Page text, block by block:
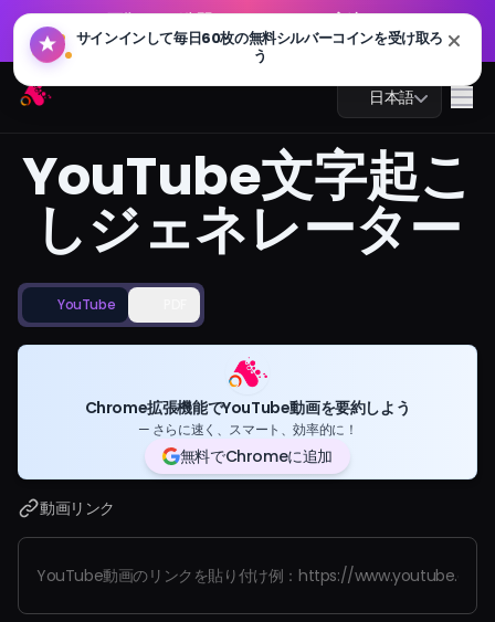
🔥
GPT 画像 2.0 が公開されました：より高速、よりスマー
ト、4K 対応。今すぐお試しください
Arting AI 日本語
AIチャット
AI学習
AI画像
AI動画
料金
サインイン
🔥GPT 画像 2.0 が公開されました：より高速、よりスマー
YouTube文字起こ
しジェネレーター
YouTube
Chrome拡張機能でYouTube動画を要約しよう
— さらに速く、スマート、効率的に！
無料でChromeに追加
動画リンク